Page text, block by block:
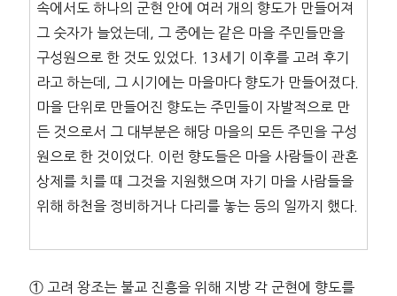
속에서도 하나의 군현 안에 여러 개의 향도가 만들어져
그 숫자가 늘었는데, 그 중에는 같은 마을 주민들만을
구성원으로 한 것도 있었다. 13세기 이후를 고려 후기
라고 하는데, 그 시기에는 마을마다 향도가 만들어졌다.
마을 단위로 만들어진 향도는 주민들이 자발적으로 만
든 것으로서 그 대부분은 해당 마을의 모든 주민을 구성
원으로 한 것이었다. 이런 향도들은 마을 사람들이 관혼
상제를 치를 때 그것을 지원했으며 자기 마을 사람들을
위해 하천을 정비하거나 다리를 놓는 등의 일까지 했다.
① 고려 왕조는 불교 진흥을 위해 지방 각 군현에 향도를